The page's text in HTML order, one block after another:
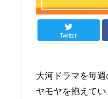
Twitter
大河ドラマを毎
ヤモヤを抱えてい